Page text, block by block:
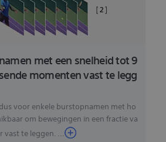
met een snelheid tot 9
momenten vast te legg
voor enkele burstopnamen met ho
om bewegingen in een fractie va
vast te leggen....